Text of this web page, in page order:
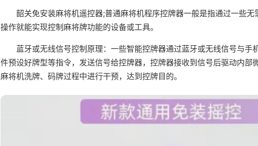
韶关免安装麻将机遥控器;普通麻将机程序控牌器一般是指通过一些
操作就能实现控制麻将牌功能的设备或工具。
蓝牙或无线信号控制原理：一些智能控牌器通过蓝牙或无线信号与手
件预设好牌型等指令，发送信号给控牌器，控牌器接收到信号后驱动内部
麻将机洗牌、码牌过程中进行干预，达到控牌目的。